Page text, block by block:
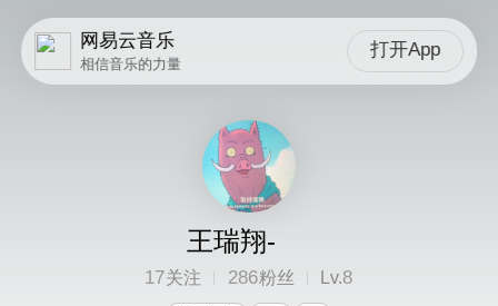
网易云音乐
相信音乐的力量
打开App
王瑞翔-
17关注 286粉丝 Lv.8